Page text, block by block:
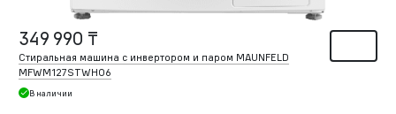
349 990 ₸
Стиральная машина с инвертором и паром MAUNFELD
MFWM127STWH06
В наличии